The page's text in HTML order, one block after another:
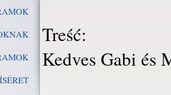
Treść:
Kedves Gabi és